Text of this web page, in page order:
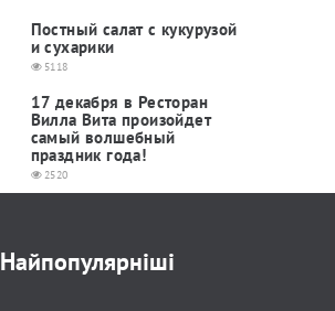
Постный салат с кукурузой
и сухарики
5118
17 декабря в Ресторан
Вилла Вита произойдет
самый волшебный
праздник года!
2520
Найпопулярніші